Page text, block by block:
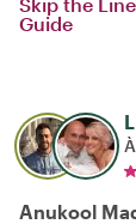
Guide
Anukool